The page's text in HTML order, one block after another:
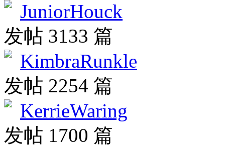
JuniorHouck
发帖 3133 篇
KimbraRunkle
发帖 2254 篇
KerrieWaring
发帖 1700 篇